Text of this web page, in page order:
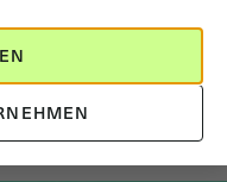
Magic
&